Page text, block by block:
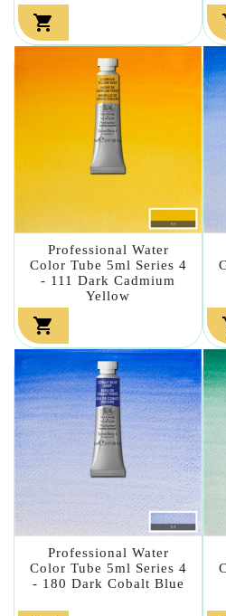

Professional Water
Color Tube 5ml Series 4
- 111 Dark Cadmium
Yellow

Professional Water
Color Tube 5ml Series 4
- 180 Dark Cobalt Blue